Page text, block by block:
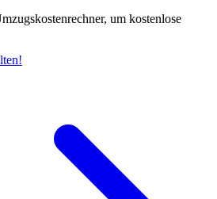
um kostenlose